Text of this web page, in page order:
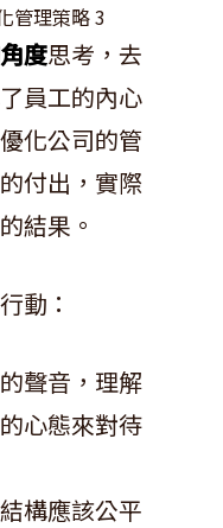
度思考，去
員工的內心
化公司的管
付出，實際
結果。
動：
聲音，理解
心態來對待
構應該公平